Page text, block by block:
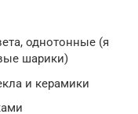
однотонные (я
шарики)
и керамики